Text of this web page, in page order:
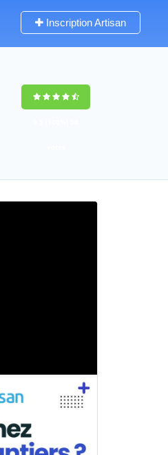
Inscription Artisan